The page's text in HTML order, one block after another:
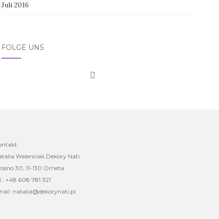
Juli 2016
FOLGE UNS
Walenciak Dekory Nati
30, 11-130 Orneta
+48 608 781 321
natalia@dekorynati.pl